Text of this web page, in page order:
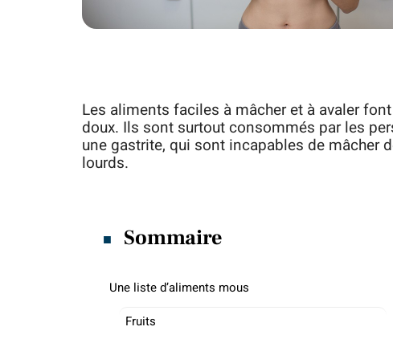
Les aliments faciles à mâcher et à avaler
doux. Ils sont surtout consommés par les
une gastrite, qui sont incapables de mâcher
lourds.
Sommaire
Une liste d’aliments mous
Fruits